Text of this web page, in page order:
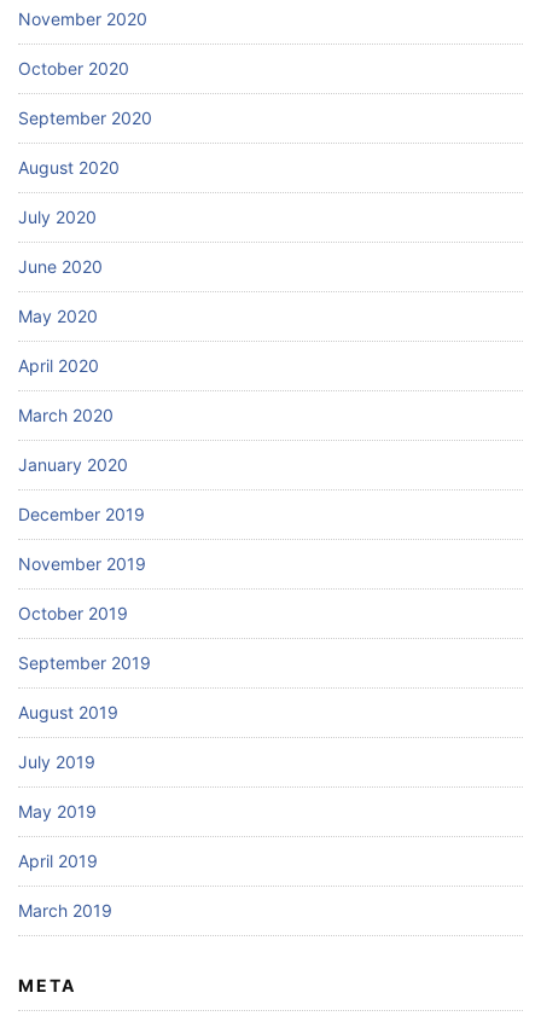
November 2020
October 2020
September 2020
August 2020
July 2020
June 2020
May 2020
April 2020
March 2020
January 2020
December 2019
November 2019
October 2019
September 2019
August 2019
July 2019
May 2019
April 2019
March 2019
META